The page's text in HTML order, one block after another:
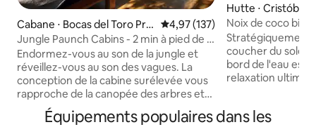
Cabane ⋅ Bocas del Toro Pro
vince
Évaluation moyenne sur la
4,97 (137)
Jungle Paunch Cabins - 2 min à pied de la
mer
Endormez-vous au son de la jungle et
réveillez-vous au son des vagues. La
conception de la cabine surélevée vous
rapproche de la canopée des arbres et
de sa faune - on se sent comme dans
une cabane dans les arbres ! Endroit
Hutte ⋅ Cristóbal
Noix de coco
Stratégiquement
coucher du soleil,
bord de l'eau est
relaxation ultime. Parfait pour les bains
Équipements populaires dans les